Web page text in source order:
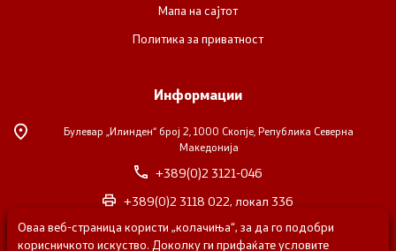
Мапа на сајтот
Политика за приватност
Информации
Булевар „Илинден“ број 2, 1000 Скопје, Република Северна
Македонија
+389(0)2 3121-046
+389(0)2 3118 022, локал 336
nvosorabotka@gs.gov.mk
Оваа веб-страница користи „колачиња“, за да го подобри
корисничкото искуство. Доколку ги прифаќате условите